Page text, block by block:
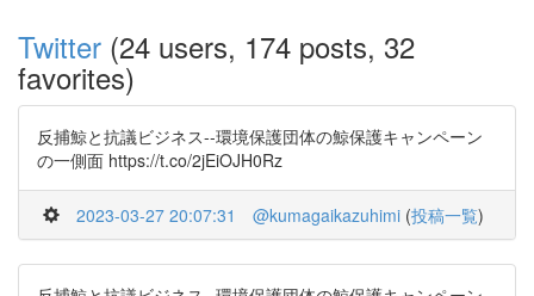
Twitter (24 users, 174 posts, 32
favorites)
反捕鯨と抗議ビジネス--環境保護団体の鯨保護キャンペーン
の一側面 https://t.co/2jEiOJH0Rz
2023-03-27 20:07:31 @kumagaikazuhimi (投稿一覧)